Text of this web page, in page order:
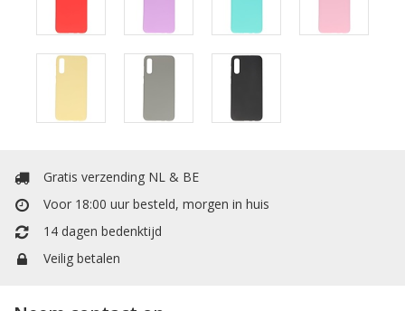
Gratis verzending NL & BE
Voor 18:00 uur besteld, morgen in huis
14 dagen bedenktijd
Veilig betalen